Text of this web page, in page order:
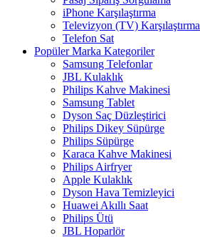
iPhone Karşılaştırma
Televizyon (TV) Karşılaştırma
Telefon Sat
Popüler Marka Kategoriler
Samsung Telefonlar
JBL Kulaklık
Philips Kahve Makinesi
Samsung Tablet
Dyson Saç Düzleştirici
Philips Dikey Süpürge
Philips Süpürge
Karaca Kahve Makinesi
Philips Airfryer
Apple Kulaklık
Dyson Hava Temizleyici
Huawei Akıllı Saat
Philips Ütü
JBL Hoparlör